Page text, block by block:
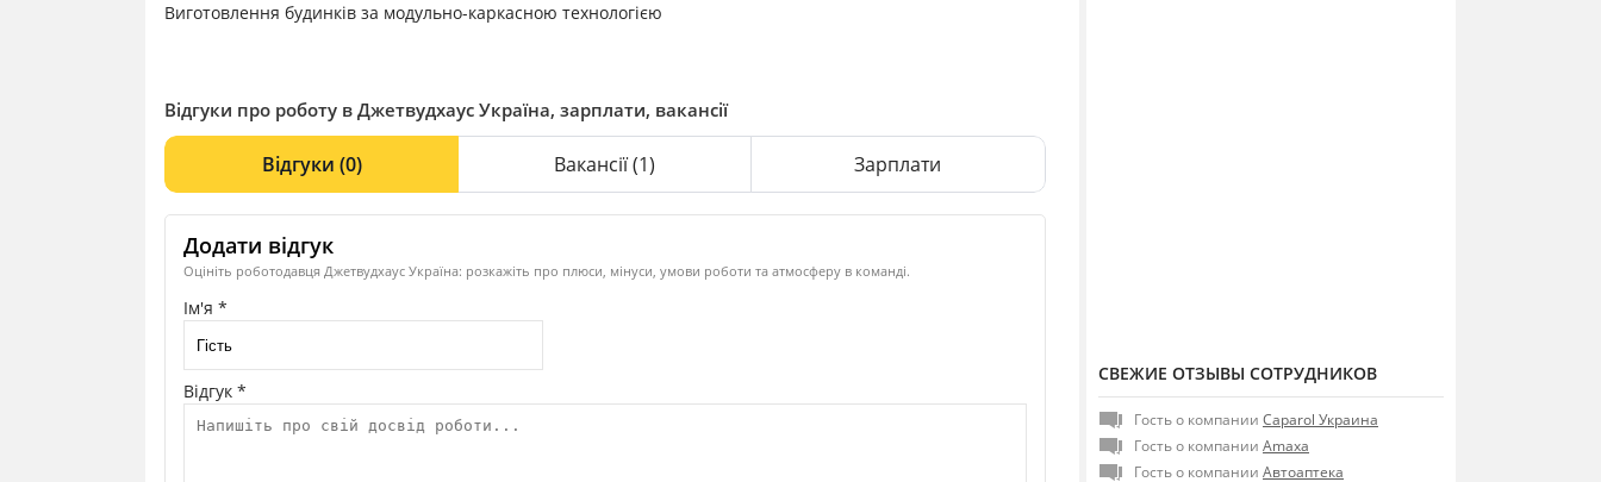
Виготовлення будинків за модульно-каркасною технологією
Відгуки про роботу в Джетвудхаус Україна, зарплати, вакансії
Відгуки (0) Вакансії(1) Зарплати
Додати відгук
Оцініть роботодавця Джетвудхаус Україна: розкажіть про плюси, мінуси, умови роботи та атмосферу в команді.
Ім'я *
Відгук *
СВЕЖИЕ ОТЗЫВЫ СОТРУДНИКОВ
Гость о компании Caparol Украина
Гость о компании Amaxa
Гость о компании Автоаптека